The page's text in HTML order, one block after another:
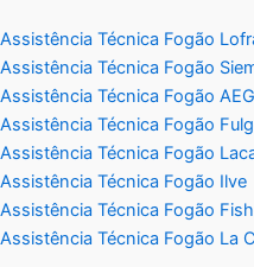
Assistência Técnica Fogão
Assistência Técnica Fogão
Assistência Técnica Fogão AEG
Assistência Técnica Fogão
Assistência Técnica Fogão
Assistência Técnica Fogão Ilve
Assistência Técnica Fogão
Assistência Técnica Fogão La